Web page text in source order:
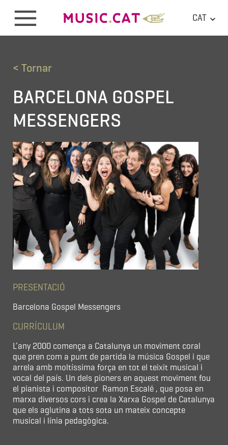
CAT
< Tornar
BARCELONA GOSPEL
MESSENGERS
PRESENTACIÓ
Barcelona Gospel Messengers
CURRÍCULUM
L’any 2000 comença a Catalunya un moviment coral
que pren com a punt de partida la música Gospel i que
arrela amb moltíssima força en tot el teixit musical i
vocal del país. Un dels pioners en aquest moviment fou
el pianista i compositor Ramon Escalé , que posa en
marxa diversos cors i crea la Xarxa Gospel de Catalunya
que els aglutina a tots sota un mateix concepte
musical i línia pedagògica.